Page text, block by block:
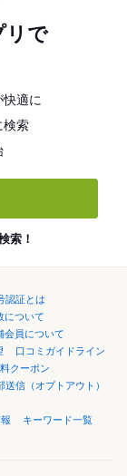
リで
適に
検索
索！
認証とは
について
会員について
口コミガイドライン
クーポン
送信（オプトアウト）
キーワード一覧